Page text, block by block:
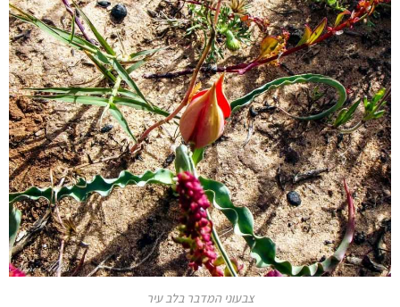
צבעוני המדבר בלב עיר